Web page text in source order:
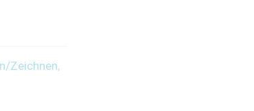
Zeichnen,